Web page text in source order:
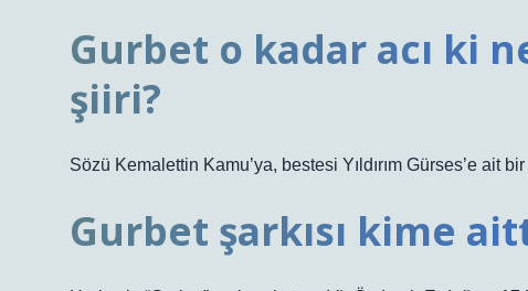
Gurbet o kadar acı ki
şiiri?
Sözü Kemalettin Kamu’ya, bestesi Yıldırım Gürses’e ait
Gurbet şarkısı kime